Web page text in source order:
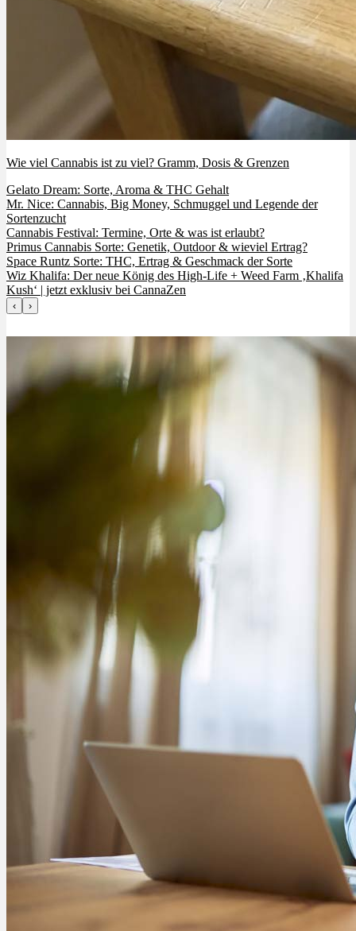
Wie viel Cannabis ist zu viel? Gramm, Dosis & Grenzen
Gelato Dream: Sorte, Aroma & THC Gehalt
Mr. Nice: Cannabis, Big Money, Schmuggel und Legende der
Sortenzucht
Cannabis Festival: Termine, Orte & was ist erlaubt?
Primus Cannabis Sorte: Genetik, Outdoor & wieviel Ertrag?
Space Runtz Sorte: THC, Ertrag & Geschmack der Sorte
Wiz Khalifa: Der neue König des High-Life + Weed Farm ‚Khalifa
Kush‘ | jetzt exklusiv bei CannaZen
‹ ›